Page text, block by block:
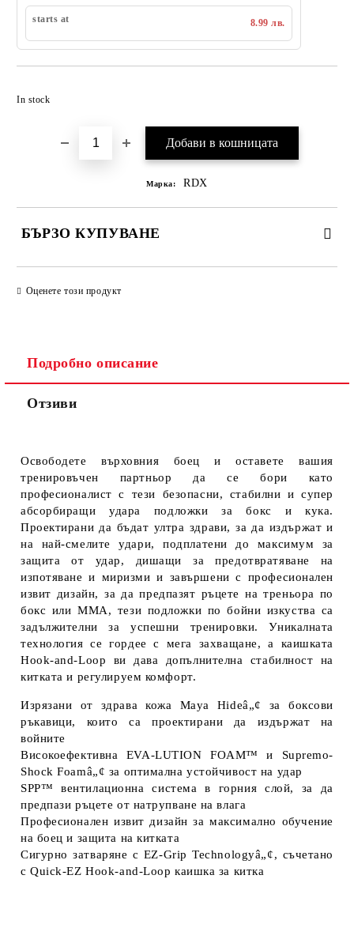
starts at 8.99 лв.
In stock
Марка: RDX
БЪРЗО КУПУВАНЕ
Оценете този продукт
Подробно описание
Отзиви
Освободете върховния боец и оставете вашия
тренировъчен партньор да се бори като
професионалист с тези безопасни, стабилни и супер
абсорбиращи удара подложки за бокс и кука.
Проектирани да бъдат ултра здрави, за да издържат и
на най-смелите удари, подплатени до максимум за
защита от удар, дишащи за предотвратяване на
изпотяване и миризми и завършени с професионален
извит дизайн, за да предпазят ръцете на треньора по
бокс или ММА, тези подложки по бойни изкуства са
задължителни за успешни тренировки. Уникалната
технология се гордее с мега захващане, а каишката
Hook-and-Loop ви дава допълнителна стабилност на
китката и регулируем комфорт.
Изрязани от здрава кожа Maya Hideâ„¢ за боксови
ръкавици, които са проектирани да издържат на
войните
Високоефективна EVA-LUTION FOAM™ и Supremo-
Shock Foamâ„¢ за оптимална устойчивост на удар
SPP™ вентилационна система в горния слой, за да
предпази ръцете от натрупване на влага
Професионален извит дизайн за максимално обучение
на боец и защита на китката
Сигурно затваряне с EZ-Grip Technologyâ„¢, съчетано
с Quick-EZ Hook-and-Loop каишка за китка